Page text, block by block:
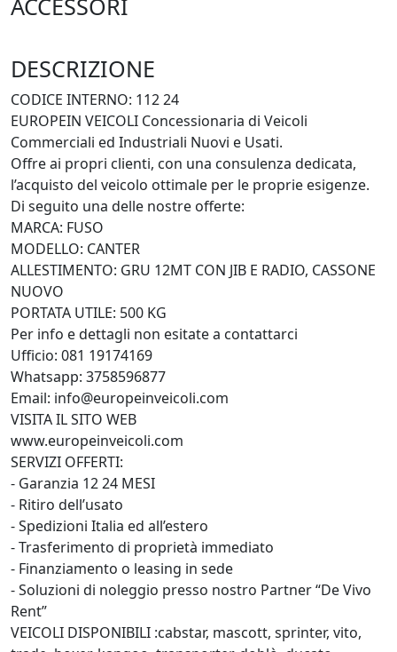
ACCESSORI
DESCRIZIONE
CODICE INTERNO: 112 24
EUROPEIN VEICOLI Concessionaria di Veicoli
Commerciali ed Industriali Nuovi e Usati.
Offre ai propri clienti, con una consulenza dedicata,
l’acquisto del veicolo ottimale per le proprie esigenze.
Di seguito una delle nostre offerte:
MARCA: FUSO
MODELLO: CANTER
ALLESTIMENTO: GRU 12MT CON JIB E RADIO, CASSONE
NUOVO
PORTATA UTILE: 500 KG
Per info e dettagli non esitate a contattarci
Ufficio: 081 19174169
Whatsapp: 3758596877
Email: info@europeinveicoli.com
VISITA IL SITO WEB
www.europeinveicoli.com
SERVIZI OFFERTI:
- Garanzia 12 24 MESI
- Ritiro dell’usato
- Spedizioni Italia ed all’estero
- Trasferimento di proprietà immediato
- Finanziamento o leasing in sede
- Soluzioni di noleggio presso nostro Partner “De Vivo
Rent”
VEICOLI DISPONIBILI :cabstar, mascott, sprinter, vito,